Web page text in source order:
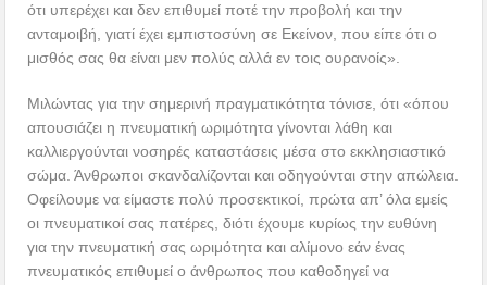
ότι υπερέχει και δεν επιθυμεί ποτέ την προβολή και την
ανταμοιβή, γιατί έχει εμπιστοσύνη σε Εκείνον, που είπε ότι ο
μισθός σας θα είναι μεν πολύς αλλά εν τοις ουρανοίς».
Μιλώντας για την σημερινή πραγματικότητα τόνισε, ότι «όπου
απουσιάζει η πνευματική ωριμότητα γίνονται λάθη και
καλλιεργούνται νοσηρές καταστάσεις μέσα στο εκκλησιαστικό
σώμα. Άνθρωποι σκανδαλίζονται και οδηγούνται στην απώλεια.
Οφείλουμε να είμαστε πολύ προσεκτικοί, πρώτα απ’ όλα εμείς
οι πνευματικοί σας πατέρες, διότι έχουμε κυρίως την ευθύνη
για την πνευματική σας ωριμότητα και αλίμονο εάν ένας
πνευματικός επιθυμεί ο άνθρωπος που καθοδηγεί να